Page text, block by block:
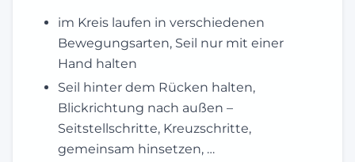
im Kreis laufen in verschiedenen
Bewegungsarten, Seil nur mit einer
Hand halten
Seil hinter dem Rücken halten,
Blickrichtung nach außen –
Seitstellschritte, Kreuzschritte,
gemeinsam hinsetzen, …